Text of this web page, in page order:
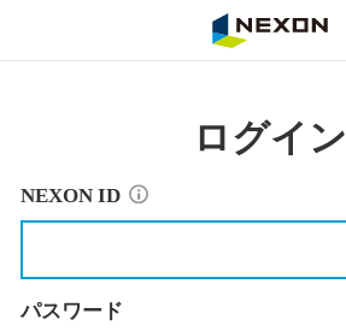
ログイン
NEXON ID
パスワード